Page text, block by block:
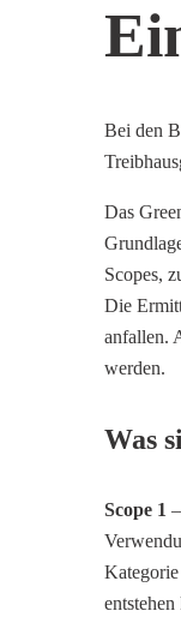
Bei den
Das
Scopes,
Die
anfallen.
werden.
Was
Scope 1